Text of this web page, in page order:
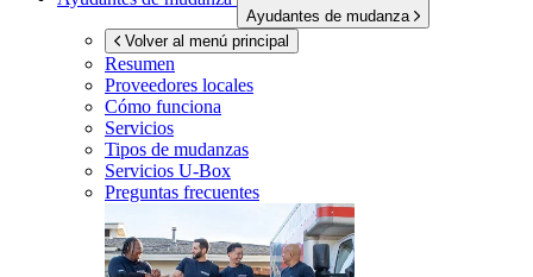
Ayudantes de mudanza
Volver al menú principal
Resumen
Proveedores locales
Cómo funciona
Servicios
Tipos de mudanzas
Servicios U-Box
Preguntas frecuentes